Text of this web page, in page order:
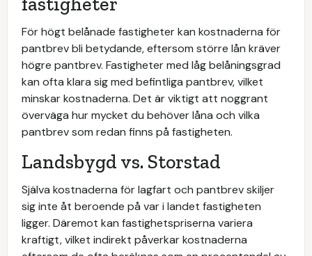
För högt belånade fastigheter kan kostnaderna för
pantbrev bli betydande, eftersom större lån kräver
högre pantbrev. Fastigheter med låg belåningsgrad
kan ofta klara sig med befintliga pantbrev, vilket
minskar kostnaderna. Det är viktigt att noggrant
överväga hur mycket du behöver låna och vilka
pantbrev som redan finns på fastigheten.
Landsbygd vs. Storstad
Själva kostnaderna för lagfart och pantbrev skiljer
sig inte åt beroende på var i landet fastigheten
ligger. Däremot kan fastighetspriserna variera
kraftigt, vilket indirekt påverkar kostnaderna